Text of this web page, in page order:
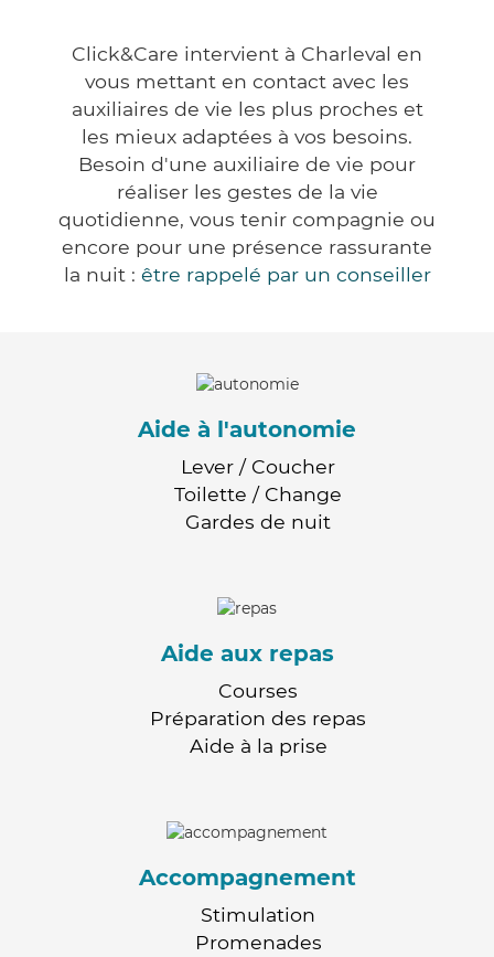
Click&Care intervient à Charleval en
vous mettant en contact avec les
auxiliaires de vie les plus proches et
les mieux adaptées à vos besoins.
Besoin d'une auxiliaire de vie pour
réaliser les gestes de la vie
quotidienne, vous tenir compagnie ou
encore pour une présence rassurante
la nuit : être rappelé par un conseiller
Aide à l'autonomie
Lever / Coucher
Toilette / Change
Gardes de nuit
Aide aux repas
Courses
Préparation des repas
Aide à la prise
Accompagnement
Stimulation
Promenades